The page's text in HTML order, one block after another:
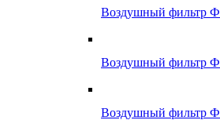
Воздушный фильтр
Воздушный фильтр
Воздушный фильтр